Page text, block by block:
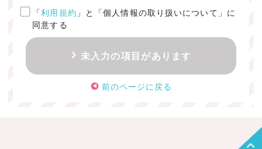
ご提供いただきました個人情報は、以下のためにのみ利用い
たします。
・お問い合わせに対する回答及び資料送付のご連絡
・当社のお客様向けサービスの提供
・本人確認
・サービスの開発・改善のための分析
「利用規約 」と「個人情報の取り扱いについて」に
同意する
未入力の項目があります
前のページに戻る